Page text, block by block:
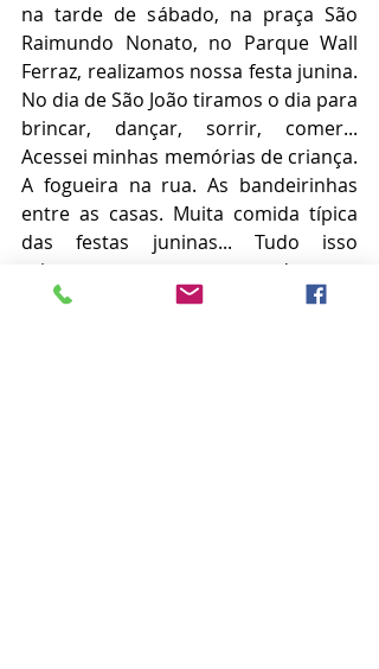
na tarde de sábado, na praça São
Raimundo Nonato, no Parque Wall
Ferraz, realizamos nossa festa junina.
No dia de São João tiramos o dia para
brincar, dançar, sorrir, comer...
Acessei minhas memórias de criança.
A fogueira na rua. As bandeirinhas
entre as casas. Muita comida típica
das festas juninas... Tudo isso
reinventamos em uma tarde, num
pequeno recanto de uma praça.